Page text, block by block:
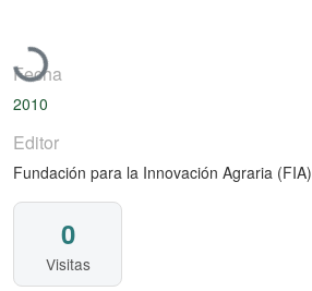
Cargando...
Fecha
2010
Editor
Fundación para la Innovación Agraria (FIA)
0
Visitas